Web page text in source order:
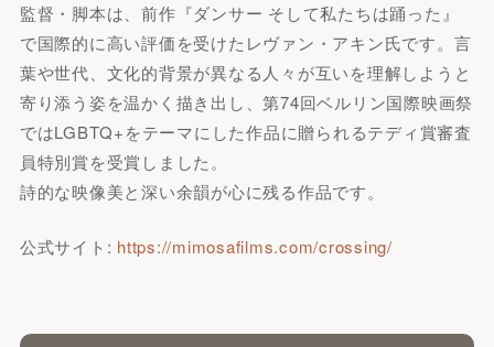
監督・脚本は、前作『ダンサー そして私たちは踊った』
で国際的に高い評価を受けたレヴァン・アキン氏です。言
葉や世代、文化的背景が異なる人々が互いを理解しようと
寄り添う姿を温かく描き出し、第74回ベルリン国際映画祭
ではLGBTQ+をテーマにした作品に贈られるテディ賞審査
員特別賞を受賞しました。
詩的な映像美と深い余韻が心に残る作品です。
公式サイト: https://mimosafilms.com/crossing/